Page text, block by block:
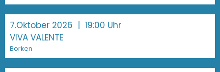
7.Oktober 2026 | 19:00 Uhr
VIVA VALENTE
Borken